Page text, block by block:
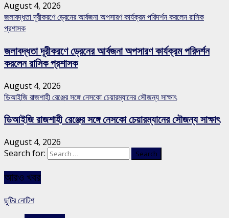
August 4, 2026
জলাবদ্ধতা দূরীকরণে ড্রেনের আর্বজনা অপসারণ কার্যক্রম পরিদর্শন করলেন রাসিক
প্রশাসক
জলাবদ্ধতা দূরীকরণে ড্রেনের আর্বজনা অপসারণ কার্যক্রম পরিদর্শন
করলেন রাসিক প্রশাসক
August 4, 2026
ডিআইজি রাজশাহী রেঞ্জের সঙ্গে নেসকো চেয়ারম্যানের সৌজন্য সাক্ষাৎ
ডিআইজি রাজশাহী রেঞ্জের সঙ্গে নেসকো চেয়ারম্যানের সৌজন্য সাক্ষাৎ
August 4, 2026
Search for:
আরও খবর
ছুটির নোটিশ